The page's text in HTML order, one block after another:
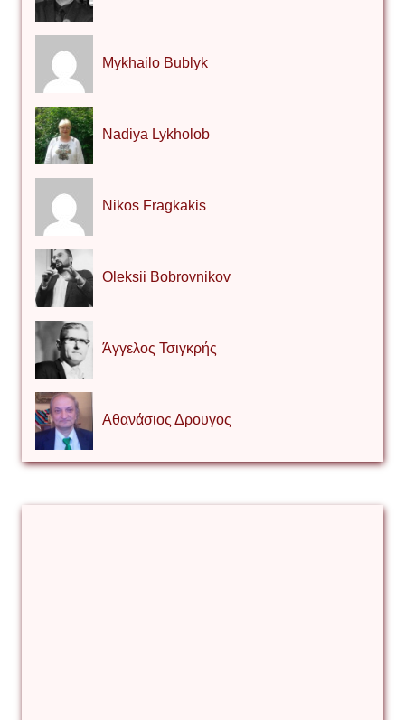
Mykhailo Bublyk
Nadiya Lykholob
Nikos Fragkakis
Oleksii Bobrovnikov
Άγγελος Τσιγκρής
Αθανάσιος Δρουγος